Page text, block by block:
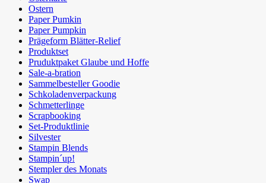
Ostern
Paper Pumkin
Paper Pumpkin
Prägeform Blätter-Relief
Produktset
Pruduktpaket Glaube und Hoffe
Sale-a-bration
Sammelbesteller Goodie
Schkoladenverpackung
Schmetterlinge
Scrapbooking
Set-Produktlinie
Silvester
Stampin Blends
Stampin´up!
Stempler des Monats
Swap